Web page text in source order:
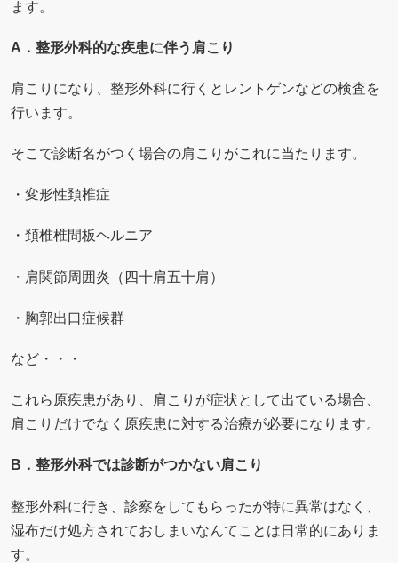
ます。
A ．整形外科的な疾患に伴う肩こり
肩こりになり、整形外科に行くとレントゲンなどの検査を
行います。
そこで診断名がつく場合の肩こりがこれに当たります。
・変形性頚椎症
・頚椎椎間板ヘルニア
・肩関節周囲炎（四十肩五十肩）
・胸郭出口症候群
など・・・
これら原疾患があり、肩こりが症状として出ている場合、
肩こりだけでなく原疾患に対する治療が必要になります。
B．整形外科では診断がつかない肩こり
整形外科に行き、診察をしてもらったが特に異常はなく、
湿布だけ処方されておしまいなんてことは日常的にありま
す。